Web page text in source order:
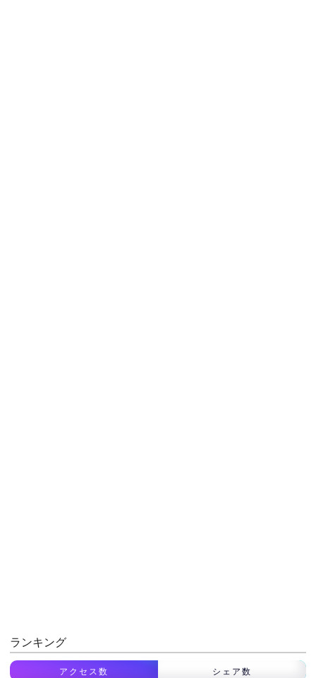
ランキング
アクセス数 シェア数